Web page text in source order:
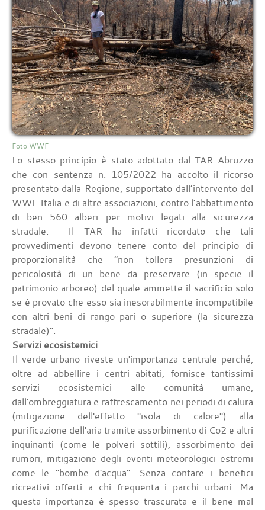
Foto WWF
Lo stesso principio è stato adottato dal TAR Abruzzo
che con sentenza n. 105/2022 ha accolto il ricorso
presentato dalla Regione, supportato dall’intervento del
WWF Italia e di altre associazioni, contro l’abbattimento
di ben 560 alberi per motivi legati alla sicurezza
stradale. Il TAR ha infatti ricordato che tali
provvedimenti devono tenere conto del principio di
proporzionalità che “non tollera presunzioni di
pericolosità di un bene da preservare (in specie il
patrimonio arboreo) del quale ammette il sacrificio solo
se è provato che esso sia inesorabilmente incompatibile
con altri beni di rango pari o superiore (la sicurezza
stradale)”.
Servizi ecosistemici
Il verde urbano riveste un'importanza centrale perché,
oltre ad abbellire i centri abitati, fornisce tantissimi
servizi ecosistemici alle comunità umane,
dall'ombreggiatura e raffrescamento nei periodi di calura
(mitigazione dell'effetto "isola di calore") alla
purificazione dell'aria tramite assorbimento di Co2 e altri
inquinanti (come le polveri sottili), assorbimento dei
rumori, mitigazione degli eventi meteorologici estremi
come le "bombe d'acqua". Senza contare i benefici
ricreativi offerti a chi frequenta i parchi urbani. Ma
questa importanza è spesso trascurata e il bene mal